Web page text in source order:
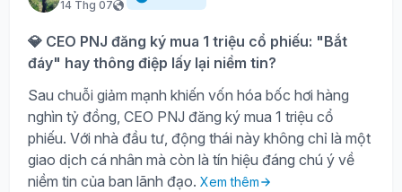
14 Thg 07
💎 CEO PNJ đăng ký mua 1 triệu cổ phiếu: "Bắt
đáy" hay thông điệp lấy lại niềm tin?
Sau chuỗi giảm mạnh khiến vốn hóa bốc hơi hàng
nghìn tỷ đồng, CEO PNJ đăng ký mua 1 triệu cổ
phiếu. Với nhà đầu tư, động thái này không chỉ là một
giao dịch cá nhân mà còn là tín hiệu đáng chú ý về
niềm tin của ban lãnh đạo. Xem thêm